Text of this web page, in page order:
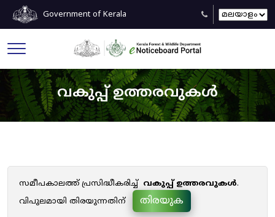
Government of Kerala
വകുപ്പ് ഉത്തരവുകൾ
സമീപകാലത്ത് പ്രസിദ്ധീകരിച്ച് വകുപ്പ് ഉത്തരവുകൾ.
വിപുലമായി തിരയുന്നതിന്
തിരയുക